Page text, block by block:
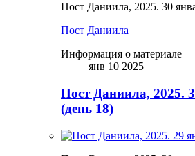
Пост Даниила, 2025. 30
Пост Даниила
Информация о материале
янв 10 2025
Пост Даниила, 2025.
(день 18)